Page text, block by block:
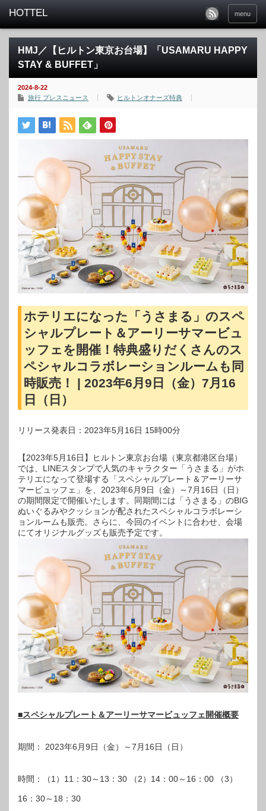
menu
HMJ／【ヒルトン東京お台場】「USAMARU HAPPY
STAY & BUFFET」
2024-8-22
旅行 プレスニュース
ヒルトンオナーズ特典
ホテリエになった「うさまる」のスペ
シャルプレート＆アーリーサマービュ
ッフェを開催！特典盛りだくさんのス
ペシャルコラボレーションルームも同
時販売！ | 2023年6月9日（金）7月16
日（日）
リリース発表日：2023年5月16日 15時00分
【2023年5月16日】ヒルトン東京お台場（東京都港区台場）
では、LINEスタンプで人気のキャラクター「うさまる」がホ
テリエになって登場する「スペシャルプレート＆アーリーサ
マービュッフェ」を、2023年6月9日（金）～7月16日（日）
の期間限定で開催いたします。同期間には「うさまる」のBIG
ぬいぐるみやクッションが配されたスペシャルコラボレーシ
ョンルームも販売。さらに、今回のイベントに合わせ、会場
にてオリジナルグッズも販売予定です。
■スペシャルプレート＆アーリーサマービュッフェ開催概要
期間： 2023年6月9日（金）～7月16日（日）
時間：（1）11：30～13：30 （2）14：00～16：00 （3）
16：30～18：30